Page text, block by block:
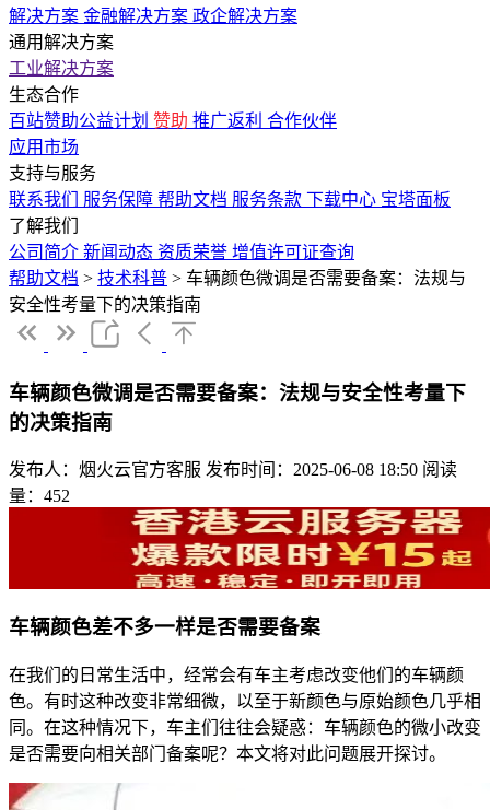
解决方案 金融解决方案 政企解决方案
通用解决方案
工业解决方案
生态合作
百站赞助公益计划 赞助 推广返利 合作伙伴
应用市场
支持与服务
联系我们
服务保障 帮助文档 服务条款 下载中心 宝塔面板
了解我们
公司简介 新闻动态 资质荣誉 增值许可证查询
帮助文档 > 技术科普 > 车辆颜色微调是否需要备案：法规与
安全性考量下的决策指南
车辆颜色微调是否需要备案：法规与安全性考量下
的决策指南
发布人：烟火云官方客服 发布时间：2025-06-08 18:50 阅读
量：452
车辆颜色差不多一样是否需要备案
在我们的日常生活中，经常会有车主考虑改变他们的车辆颜
色。有时这种改变非常细微，以至于新颜色与原始颜色几乎相
同。在这种情况下，车主们往往会疑惑：车辆颜色的微小改变
是否需要向相关部门备案呢？本文将对此问题展开探讨。